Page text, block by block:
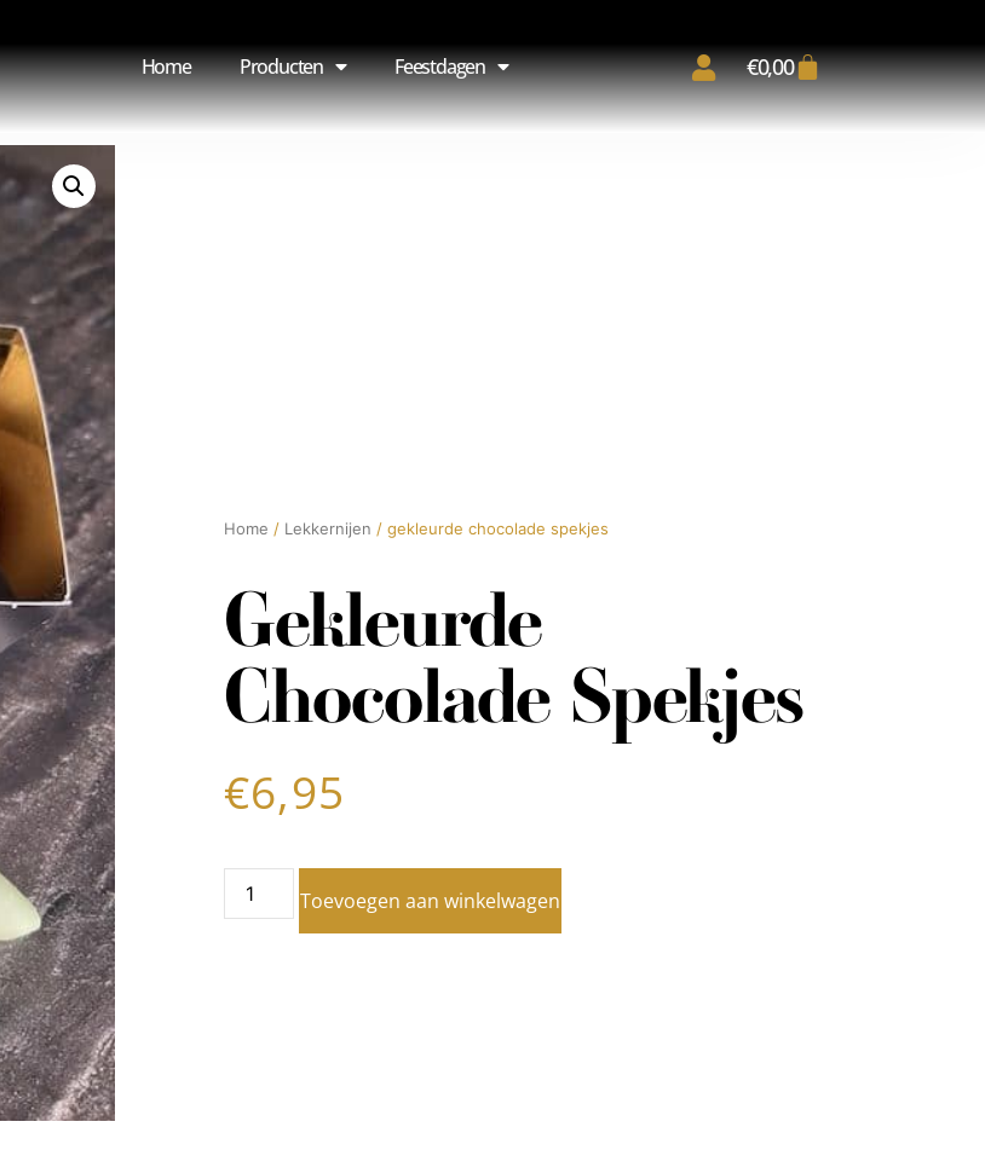
Home Producten Feestdagen €0,00
Home / Lekkernijen / gekleurde chocolade spekjes
Gekleurde
Chocolade Spekjes
€6,95
Toevoegen aan winkelwagen